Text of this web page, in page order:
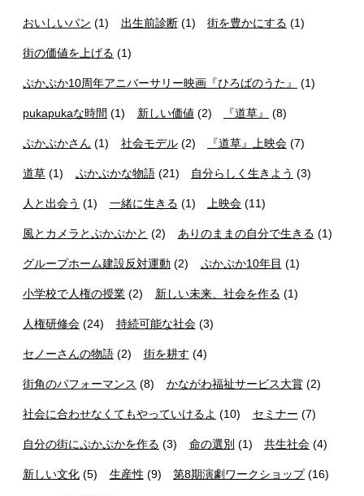
おいしいパン (1) 出生前診断(1) 街を豊かにする (1)
街の価値を上げる (1)
ぷかぷか10周年アニバーサリー映画『ひろばのうた』 (1)
pukapukaな時間 (1) 新しい価値 (2) 『道草』 (8)
ぷかぷかさん (1) 社会モデル(2) 『道草』上映会 (7)
道草 (1) ぷかぷかな物語(21) 自分らしく生きよう (3)
人と出会う (1) 一緒に生きる (1) 上映会 (11)
風とカメラとぷかぷかと (2) ありのままの自分で生きる (1)
グループホーム建設反対運動 (2) ぷかぷか10年目 (1)
小学校で人権の授業 (2) 新しい未来、社会を作る (1)
人権研修会 (24) 持続可能な社会(3)
セノーさんの物語 (2) 街を耕す (4)
街角のパフォーマンス (8) かながわ福祉サービス大賞(2)
社会に合わせなくてもやっていけるよ (10) セミナー (7)
自分の街にぷかぷかを作る (3) 命の選別 (1) 共生社会 (4)
新しい文化 (5) 生産性 (9) 第8期演劇ワークショップ(16)